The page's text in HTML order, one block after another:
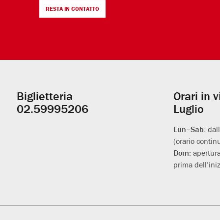
RESTA IN CONTATTO
Informazioni
utili
Biglietteria
02.59995206
Orari in
Luglio
Lun–Sab:
(orario
Dom:
prima